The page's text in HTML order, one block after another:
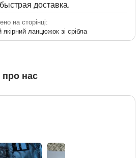
доставка.
на сторінці:
якірний ланцюжок зі срібла
про нас